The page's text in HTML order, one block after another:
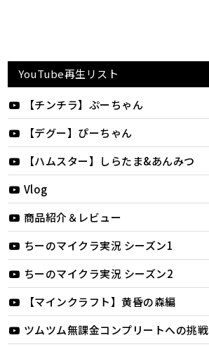
YouTube再生リスト
【チンチラ】ぷーちゃん
【デグー】ぴーちゃん
【ハムスター】しらたま&あんみつ
Vlog
商品紹介＆レビュー
ちーのマイクラ実況 シーズン1
ちーのマイクラ実況 シーズン2
【マインクラフト】黄昏の森編
ツムツム無課金コンプリートへの挑戦